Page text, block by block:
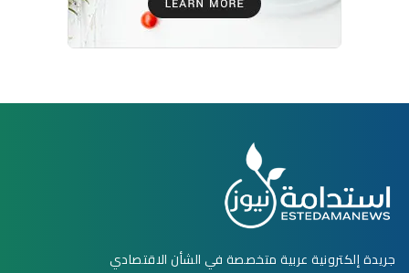
جريدة إلكترونية عربية متخصصة في الشأن الاقتصادي